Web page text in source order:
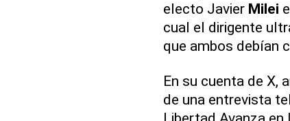
electo Javier Milei
cual el dirigente
que ambos debían
En su cuenta de X,
de una entrevista